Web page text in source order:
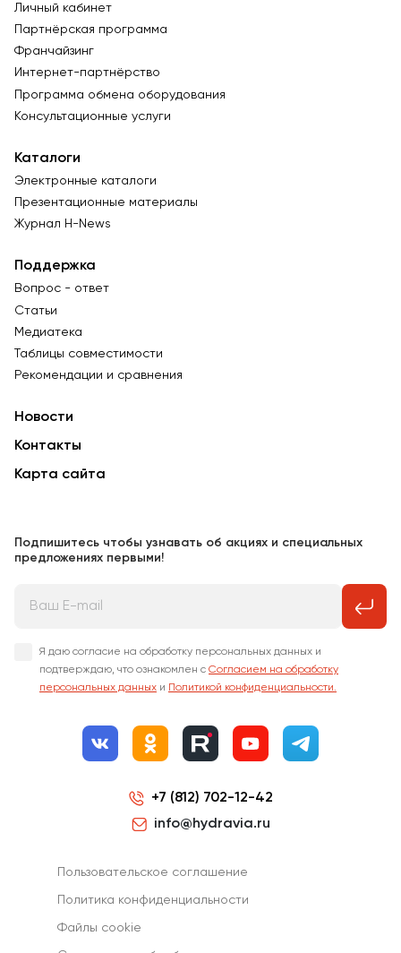
Личный кабинет
Партнёрская программа
Франчайзинг
Интернет-партнёрство
Программа обмена оборудования
Консультационные услуги
Каталоги
Электронные каталоги
Презентационные материалы
Журнал Н-News
Поддержка
Вопрос - ответ
Статьи
Медиатека
Таблицы совместимости
Рекомендации и сравнения
Новости
Контакты
Карта сайта
Подпишитесь чтобы узнавать об акциях и специальных
предложениях первыми!
Я даю согласие на обработку персональных данных и
подтверждаю, что ознакомлен с Согласием на обработку
персональных данных и Политикой конфиденциальности.
+7 (812) 702-12-42
info@hydravia.ru
Пользовательское соглашение
Политика конфиденциальности
Файлы cookie